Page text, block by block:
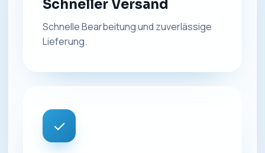
Schneller Versand
Schnelle Bearbeitung und zuverlässige
Lieferung.
✓